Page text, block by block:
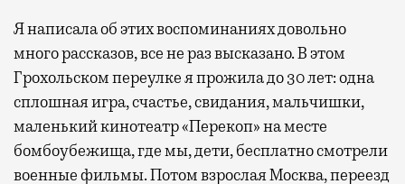
Я написала об этих воспоминаниях довольно
много рассказов, все не раз высказано. В этом
Грохольском переулке я прожила до 30 лет: одна
сплошная игра, счастье, свидания, мальчишки,
маленький кинотеатр «Перекоп» на месте
бомбоубежища, где мы, дети, бесплатно смотрели
военные фильмы. Потом взрослая Москва, переезд